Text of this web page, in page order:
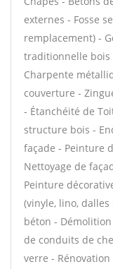
externes - Fosse
remplacement) -
traditionnelle bois
Charpente
couverture -
- Étanchéité de
structure bois -
façade - Peinture
Nettoyage de
Peinture
(vinyle, lino, dalles
béton -
de conduits de
verre -